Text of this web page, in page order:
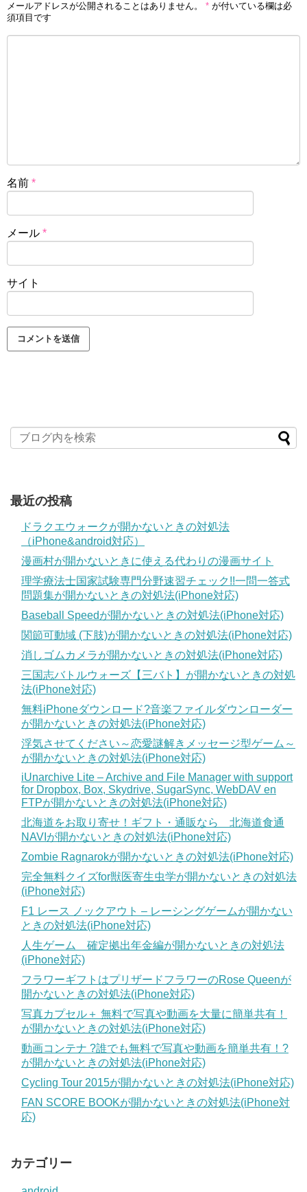
メールアドレスが公開されることはありません。 * が付いている欄は必
須項目です
名前 *
メール *
サイト
最近の投稿
ドラクエウォークが開かないときの対処法
（iPhone&android対応）
漫画村が開かないときに使える代わりの漫画サイト
理学療法士国家試験専門分野速習チェック!!一問一答式
問題集が開かないときの対処法(iPhone対応)
Baseball Speedが開かないときの対処法(iPhone対応)
関節可動域 (下肢)が開かないときの対処法(iPhone対応)
消しゴムカメラが開かないときの対処法(iPhone対応)
三国志バトルウォーズ【三バト】が開かないときの対処
法(iPhone対応)
無料iPhoneダウンロード?音楽ファイルダウンローダー
が開かないときの対処法(iPhone対応)
浮気させてください～恋愛謎解きメッセージ型ゲーム～
が開かないときの対処法(iPhone対応)
iUnarchive Lite – Archive and File Manager with support
for Dropbox, Box, Skydrive, SugarSync, WebDAV en
FTPが開かないときの対処法(iPhone対応)
北海道をお取り寄せ！ギフト・通販なら 北海道食通
NAVIが開かないときの対処法(iPhone対応)
Zombie Ragnarokが開かないときの対処法(iPhone対応)
完全無料クイズfor獣医寄生虫学が開かないときの対処法
(iPhone対応)
F1 レース ノックアウト – レーシングゲームが開かない
ときの対処法(iPhone対応)
人生ゲーム 確定拠出年金編が開かないときの対処法
(iPhone対応)
フラワーギフトはプリザードフラワーのRose Queenが
開かないときの対処法(iPhone対応)
写真カプセル＋ 無料で写真や動画を大量に簡単共有！
が開かないときの対処法(iPhone対応)
動画コンテナ ?誰でも無料で写真や動画を簡単共有！?
が開かないときの対処法(iPhone対応)
Cycling Tour 2015が開かないときの対処法(iPhone対応)
FAN SCORE BOOKが開かないときの対処法(iPhone対
応)
カテゴリー